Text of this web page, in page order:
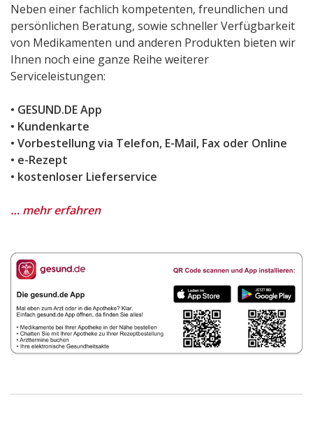
Neben einer fachlich kompetenten, freundlichen und
persönlichen Beratung, sowie schneller Verfügbarkeit
von Medikamenten und anderen Produkten bieten wir
Ihnen noch eine ganze Reihe weiterer
Serviceleistungen:
• GESUND.DE App
• Kundenkarte
• Vorbestellung via Telefon, E-Mail, Fax oder Online
• e-Rezept
• kostenloser Lieferservice
… mehr erfahren